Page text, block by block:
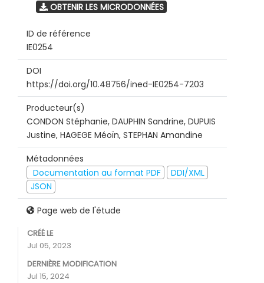
OBTENIR LES MICRODONNÉES
ID de référence
IE0254
DOI
https://doi.org/10.48756/ined-IE0254-7203
Producteur(s)
CONDON Stéphanie, DAUPHIN Sandrine, DUPUIS
Justine, HAGEGE Méoïn, STEPHAN Amandine
Métadonnées
Documentation au format PDF
DDI/XML
JSON
Page web de l'étude
CRÉÉ LE
Jul 05, 2023
DERNIÈRE MODIFICATION
Jul 15, 2024